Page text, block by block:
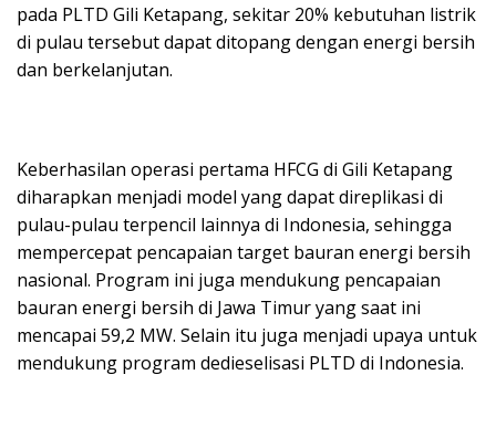
pada PLTD Gili Ketapang, sekitar 20% kebutuhan listrik
di pulau tersebut dapat ditopang dengan energi bersih
dan berkelanjutan.
Keberhasilan operasi pertama HFCG di Gili Ketapang
diharapkan menjadi model yang dapat direplikasi di
pulau-pulau terpencil lainnya di Indonesia, sehingga
mempercepat pencapaian target bauran energi bersih
nasional. Program ini juga mendukung pencapaian
bauran energi bersih di Jawa Timur yang saat ini
mencapai 59,2 MW. Selain itu juga menjadi upaya untuk
mendukung program dedieselisasi PLTD di Indonesia.